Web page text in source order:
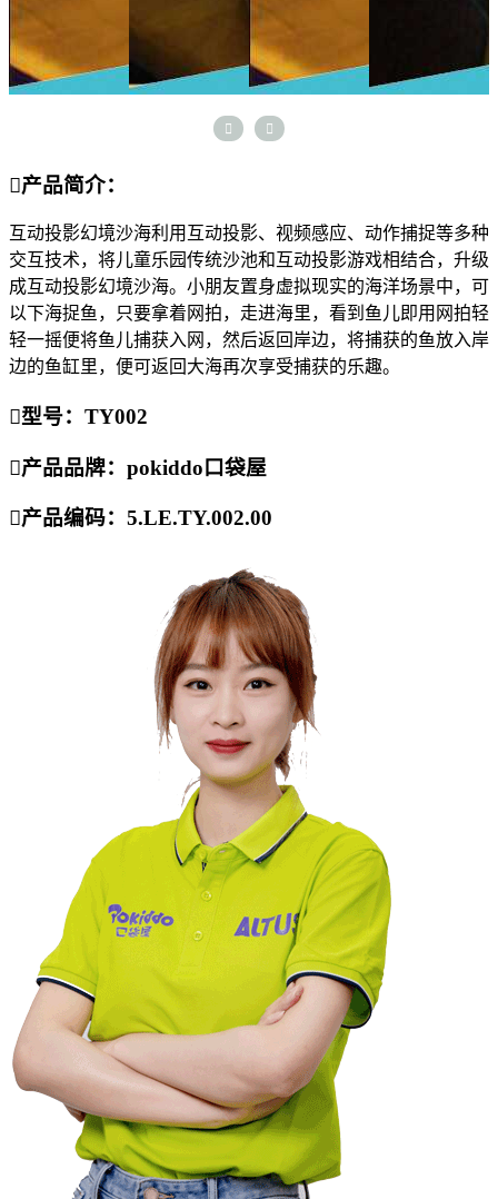
 
产品简介：
互动投影幻境沙海利用互动投影、视频感应、动作捕捉等多种
交互技术，将儿童乐园传统沙池和互动投影游戏相结合，升级
成互动投影幻境沙海。小朋友置身虚拟现实的海洋场景中，可
以下海捉鱼，只要拿着网拍，走进海里，看到鱼儿即用网拍轻
轻一摇便将鱼儿捕获入网，然后返回岸边，将捕获的鱼放入岸
边的鱼缸里，便可返回大海再次享受捕获的乐趣。
型号：TY002
产品品牌：pokiddo口袋屋
产品编码：5.LE.TY.002.00